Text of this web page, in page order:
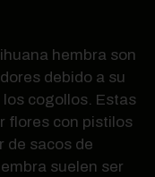
hembra son
debido a su
cogollos. Estas
flores con pistilos
de sacos de
suelen ser